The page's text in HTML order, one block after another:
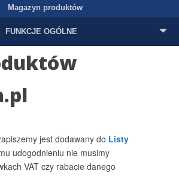
Magazyn produktów
FUNKCJE OGÓLNE
jest dodawany do Listy
udogodnieniu nie musimy
VAT czy rabacie danego